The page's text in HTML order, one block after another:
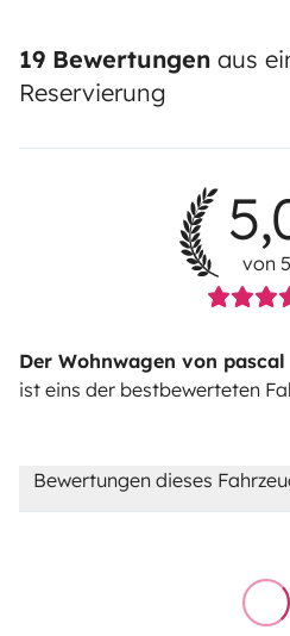
19 Bewertungen aus
Reservierung
von 5
Der Wohnwagen von pascal
ist eins der bestbewerteten
Bewertungen dieses